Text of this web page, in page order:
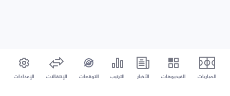
المباريات الفيديوهات الأخبار الترتيب التوقعات الإنتقالات الإعدادات